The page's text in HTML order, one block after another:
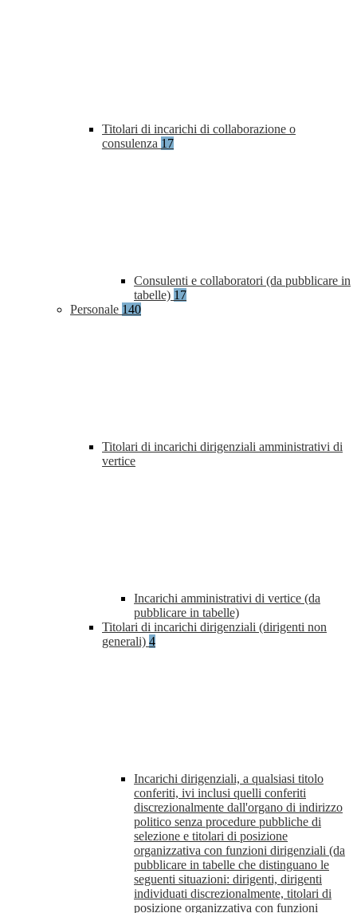
Titolari di incarichi di collaborazione o
consulenza 17
Consulenti e collaboratori (da pubblicare in
tabelle) 17
Personale 140
Titolari di incarichi dirigenziali amministrativi di
vertice
Incarichi amministrativi di vertice (da
pubblicare in tabelle)
Titolari di incarichi dirigenziali (dirigenti non
generali) 4
Incarichi dirigenziali, a qualsiasi titolo
conferiti, ivi inclusi quelli conferiti
discrezionalmente dall'organo di indirizzo
politico senza procedure pubbliche di
selezione e titolari di posizione
organizzativa con funzioni dirigenziali (da
pubblicare in tabelle che distinguano le
seguenti situazioni: dirigenti, dirigenti
individuati discrezionalmente, titolari di
posizione organizzativa con funzioni